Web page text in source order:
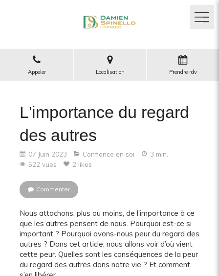
Appeler Localisation Prendre rdv
L'importance du regard
des autres
07 Juin 2023 Confiance en soi
3 min.
522 vues
2 likes
Commenter
Nous attachons, plus ou moins, de l’importance à ce
que les autres pensent de nous. Pourquoi est-ce si
important ? Pourquoi avons-nous peur du regard des
autres ? Dans cet article, nous allons voir d’où vient
cette peur. Quelles sont les conséquences de la peur
du regard des autres dans notre vie ? Et comment